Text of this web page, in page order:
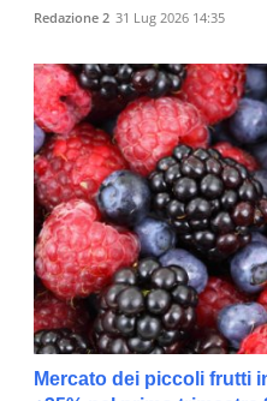
Redazione 2 31 Lug 2026 14:35
Mercato dei piccoli frutti